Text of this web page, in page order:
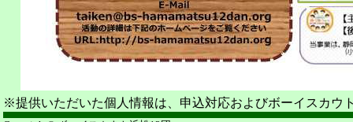
※提供いただいた個人情報は、申込対応およびボーイスカウ